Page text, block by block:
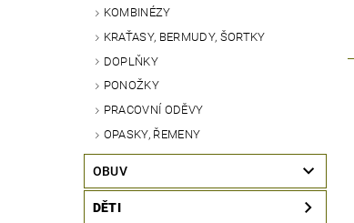
KOMBINÉZY
KRAŤASY, BERMUDY, ŠORTKY
DOPLŇKY
PONOŽKY
PRACOVNÍ ODĚVY
OPASKY, ŘEMENY
OBUV
DĚTI